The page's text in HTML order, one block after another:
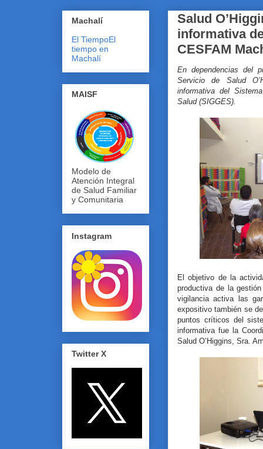
Salud
informativa
CESFAM
En dependencias del
Servicio de Salud
informativa del
Salud (SIGGES).
El objetivo de la
productiva de la
vigilancia activa las
expositivo también se
puntos críticos del
informativa fue la
Salud O’Higgins, Sra.
Machalí
El TiempoEl
tiempo en
Machalí
MAISF
Modelo de
Atención Integral
de Salud Familiar
y Comunitaria
Instagram
Twitter X